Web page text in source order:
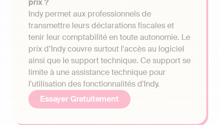
prix ?
Indy permet aux professionnels de
transmettre leurs déclarations fiscales et
tenir leur comptabilité en toute autonomie. Le
prix d’Indy couvre surtout l'accès au logiciel
ainsi que le support technique. Ce support se
limite à une assistance technique pour
l'utilisation des fonctionnalités d'Indy.
Essayer Gratuitement